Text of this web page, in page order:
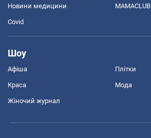
Новини медицини MAMACLUB
Covid
Шоу
Афіша Плітки
Краса Мода
Жіночий журнал